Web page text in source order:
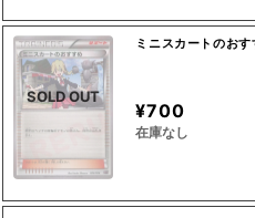
SOLD OUT
ミニスカートのお
¥700
在庫なし